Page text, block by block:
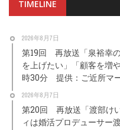
TIMELINE
2026年8月7日
第19回 再放送「泉裕幸
を上げたい」「顧客を増
時30分 提供：ご近所マ
2026年8月7日
第20回 再放送「渡部け
ィは婚活プロデューサー